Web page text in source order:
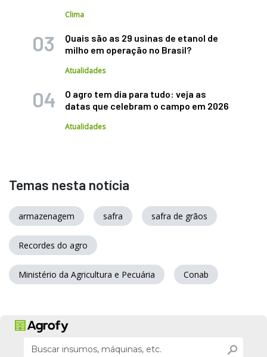
Clima
Quais são as 29 usinas de etanol de
milho em operação no Brasil?
Atualidades
O agro tem dia para tudo: veja as
datas que celebram o campo em 2026
Atualidades
Temas nesta notícia
armazenagem safra safra de grãos
Recordes do agro
Ministério da Agricultura e Pecuária Conab